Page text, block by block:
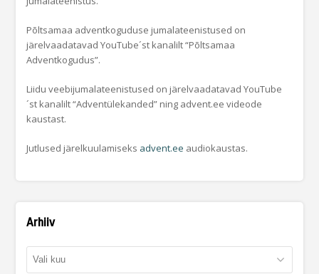
Põltsamaa adventkoguduse jumalateenistused on
järelvaadatavad YouTube´st kanalilt “Põltsamaa
Adventkogudus”.
Liidu veebijumalateenistused on järelvaadatavad YouTube
´st kanalilt “Adventülekanded” ning advent.ee videode
kaustast.
Jutlused järelkuulamiseks advent.ee audiokaustas.
Arhiiv
Arhiiv